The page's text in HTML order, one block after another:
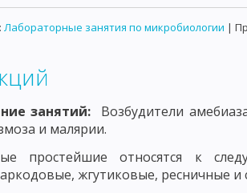
Лабораторные занятия по микробиологии |
занятий: Возбудители
и малярии.
простейшие относятся к
жгутиковые, ресничные и